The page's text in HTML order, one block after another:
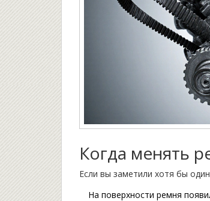
Когда менять
Если вы заметили хотя бы
На поверхности ремня